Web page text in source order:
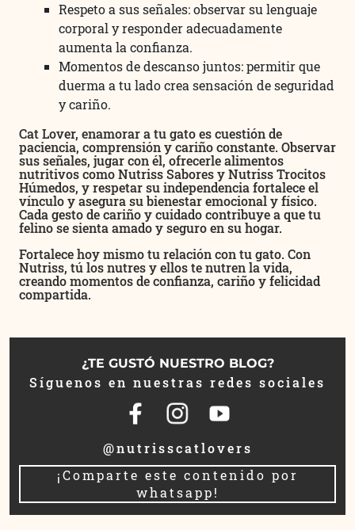
Respeto a sus señales: observar su lenguaje
corporal y responder adecuadamente
aumenta la confianza.
Momentos de descanso juntos: permitir que
duerma a tu lado crea sensación de seguridad
y cariño.
Cat Lover, enamorar a tu gato es cuestión de
paciencia, comprensión y cariño constante. Observar
sus señales, jugar con él, ofrecerle alimentos
nutritivos como Nutriss Sabores y Nutriss Trocitos
Húmedos, y respetar su independencia fortalece el
vínculo y asegura su bienestar emocional y físico.
Cada gesto de cariño y cuidado contribuye a que tu
felino se sienta amado y seguro en su hogar.
Fortalece hoy mismo tu relación con tu gato. Con
Nutriss, tú los nutres y ellos te nutren la vida,
creando momentos de confianza, cariño y felicidad
compartida.
¿TE GUSTÓ NUESTRO BLOG?
Síguenos en nuestras redes sociales
@nutrisscatlovers
¡Comparte este contenido por
whatsapp!